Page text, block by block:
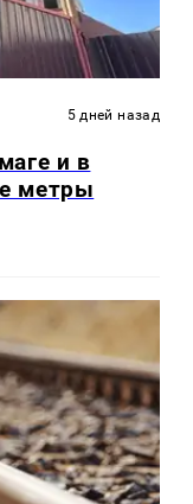
5 дней назад
и в
метры